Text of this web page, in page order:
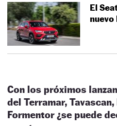
El
nuevo
Con los próximos
del Terramar, Tavascan,
Formentor ¿se puede